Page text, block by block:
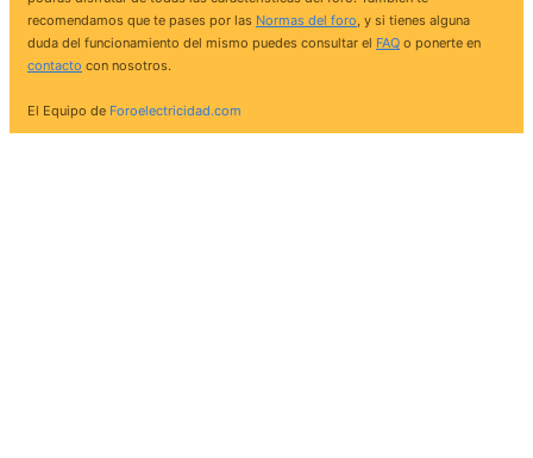
recomendamos que te pases por las Normas del foro, y si tienes alguna
duda del funcionamiento del mismo puedes consultar el FAQ o ponerte en
contacto con nosotros.
El Equipo de Foroelectricidad.com